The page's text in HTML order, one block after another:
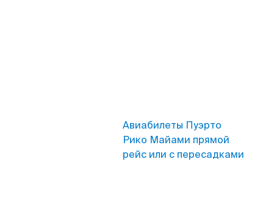
Авиабилеты Пуэрто
Рико Майами прямой
рейс или с пересадками